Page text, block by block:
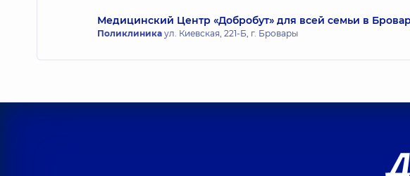
Шпиро Мария Вадимовна
Качуровский Олег Петрович
Медицинский Центр «Добробут» для всей семьи в
Поликлиника ул. Киевская, 221-Б, г. Бровары